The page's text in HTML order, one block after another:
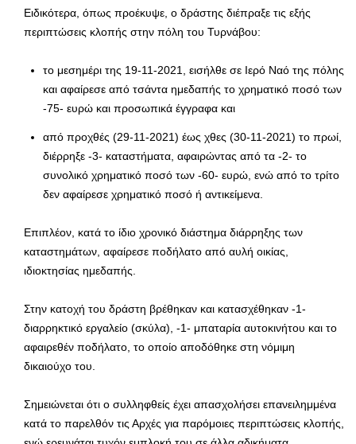
Ειδικότερα, όπως προέκυψε, ο δράστης διέπραξε τις εξής
περιπτώσεις κλοπής στην πόλη του Τυρνάβου:
το μεσημέρι της 19-11-2021, εισήλθε σε Ιερό Ναό της πόλης
και αφαίρεσε από τσάντα ημεδαπής το χρηματικό ποσό των
-75- ευρώ και προσωπικά έγγραφα και
από προχθές (29-11-2021) έως χθες (30-11-2021) το πρωί,
διέρρηξε -3- καταστήματα, αφαιρώντας από τα -2- το
συνολικό χρηματικό ποσό των -60- ευρώ, ενώ από το τρίτο
δεν αφαίρεσε χρηματικό ποσό ή αντικείμενα.
Επιπλέον, κατά το ίδιο χρονικό διάστημα διάρρηξης των
καταστημάτων, αφαίρεσε ποδήλατο από αυλή οικίας,
ιδιοκτησίας ημεδαπής.
Στην κατοχή του δράστη βρέθηκαν και κατασχέθηκαν -1-
διαρρηκτικό εργαλείο (σκύλα), -1- μπαταρία αυτοκινήτου και το
αφαιρεθέν ποδήλατο, το οποίο αποδόθηκε στη νόμιμη
δικαιούχο του.
Σημειώνεται ότι ο συλληφθείς έχει απασχολήσει επανειλημμένα
κατά το παρελθόν τις Αρχές για παρόμοιες περιπτώσεις κλοπής,